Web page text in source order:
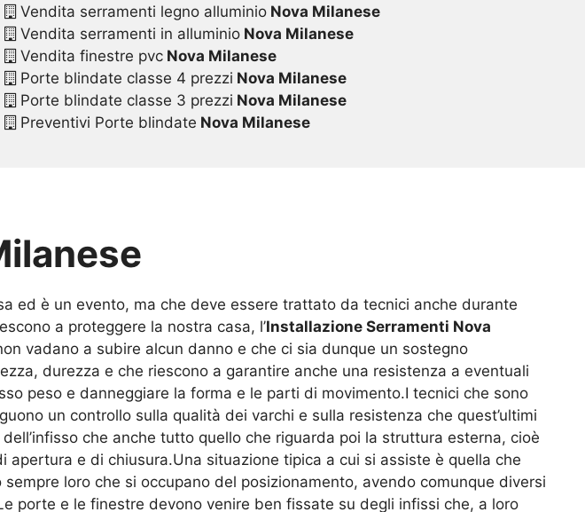
Vendita serramenti legno alluminio Nova Milanese
Vendita serramenti in alluminio Nova Milanese
Vendita finestre pvc Nova Milanese
Porte blindate classe 4 prezzi Nova Milanese
Porte blindate classe 3 prezzi Nova Milanese
Preventivi Porte blindate Nova Milanese
ed è un evento, ma che deve essere trattato da tecnici anche durante
a proteggere la nostra casa, l’Installazione Serramenti Nova
vadano a subire alcun danno e che ci sia dunque un sostegno
durezza e che riescono a garantire anche una resistenza a eventuali
peso e danneggiare la forma e le parti di movimento.I tecnici che sono
un controllo sulla qualità dei varchi e sulla resistenza che quest’ultimi
che anche tutto quello che riguarda poi la struttura esterna, cioè
e di chiusura.Una situazione tipica a cui si assiste è quella che
loro che si occupano del posizionamento, avendo comunque diversi
porte e le finestre devono venire ben fissate su degli infissi che, a loro